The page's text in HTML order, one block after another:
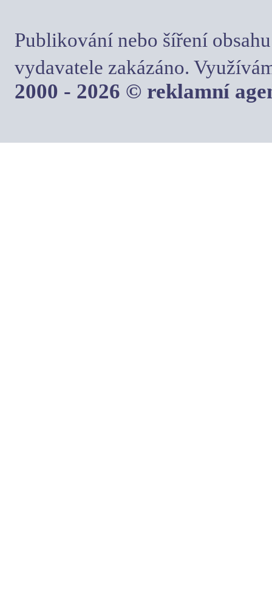
Publikování nebo šíření
vydavatele zakázáno.
2000 - 2026 © reklamní